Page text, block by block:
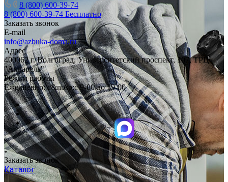
8 (800) 600-39-74
8 (800) 600-39-74 Бесплатно
Заказать звонок
E-mail
info@azbuka-doma.ru
Адрес
400062 г. Волгоград, Университетский проспект, 107, ТРЦ
"Акварель"
Режим работы
Ежедневно: с&nbsp;с 9-00 до 19-00
Заказать звонок
Каталог